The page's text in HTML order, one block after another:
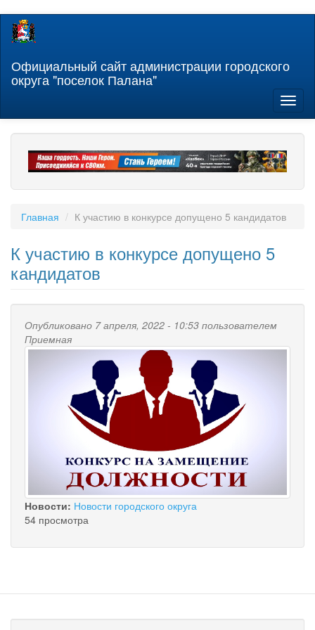
Перейти
содержанию
Официальный сайт администрации городского
округа "поселок Палана"
Главная К участию в конкурсе допущено 5 кандидатов
К участию в конкурсе допущено 5
кандидатов
Опубликовано 7 апреля, 2022 - 10:53 пользователем
Приемная
Новости: Новости городского округа
54 просмотра